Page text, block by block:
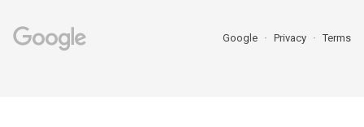
Google Privacy Terms